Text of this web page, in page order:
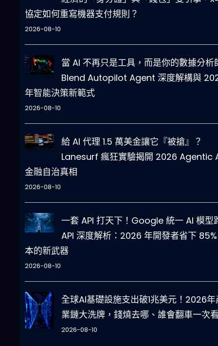
協定如何重寫機器支付規則？
2026-08-10
當 AI 不再只是工具，而是你的數據分析
Blend Autopilot Agent 深度解構與
年智能決策新範式
2026-08-10
給 AI 代理 1.5 萬美金讓它『被搶』？
Lanesurf 瘋狂實驗揭開 2026 Agentic
金融自治真相
2026-08-10
一套 API 打天下！Google 統一 AI 模型
API 深度解析：2026 年開發者省下
本的新武器
2026-08-10
全球AI基礎設施支出破1兆美元！2026年
業鏈大洗牌，錢燒去哪、誰會翻車一次
2026-08-10